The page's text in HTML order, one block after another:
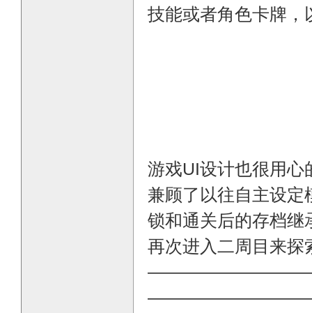
技能或者角色卡牌，
游戏UI设计也很用心
兼顾了以往自主设定
锁和通关后的存档继
再次进入二周目来探